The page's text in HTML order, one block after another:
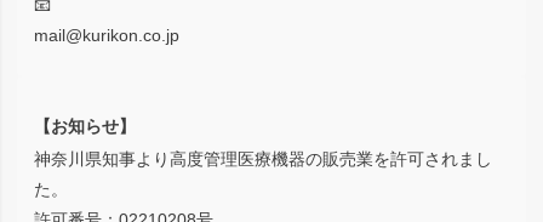
📧
mail@kurikon.co.jp
【お知らせ】
神奈川県知事より高度管理医療機器の販売業を許可されまし
た。